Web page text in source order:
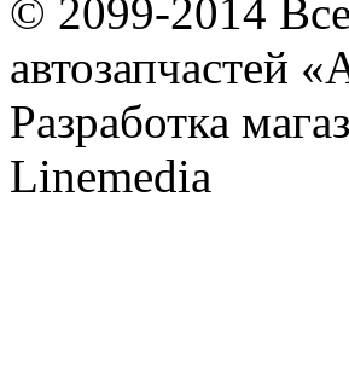
© 2099-2014
Разработка
Linemedia